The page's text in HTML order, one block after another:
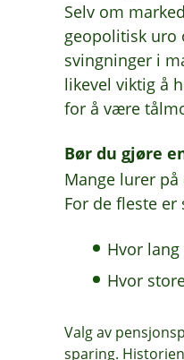
Selv om
geopolitisk uro
svingninger i
likevel viktig å
for å være
Bør du gjøre
Mange lurer
For de fleste
Hvor
Hvor
Valg av
sparing.